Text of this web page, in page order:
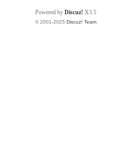
Powered by Discuz! X3.5
© 2001-2025 Discuz! Team